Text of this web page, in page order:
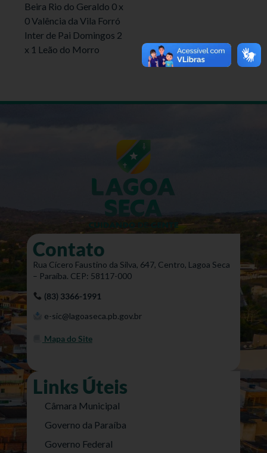
Beira Rio do Geraldo 0 x
0 Valência da Vila Forró
Inter de Pai Domingos 2
x 1 Leão do Morro
Contato
Rua Cícero Faustino da Silva, 647, Centro, Lagoa Seca
– Paraíba. CEP: 58117-000
(83) 3366-1991
e-sic@lagoaseca.pb.gov.br
Mapa do Site
Links Úteis
Câmara Municipal
Governo da Paraíba
Governo Federal